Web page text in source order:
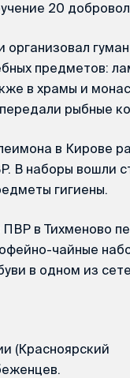
20
предметов:
в храмы и
рыбные
в Кирове
В наборы вошли
гигиены.
в Тихменово
чайные
в одном из
(Красноярский